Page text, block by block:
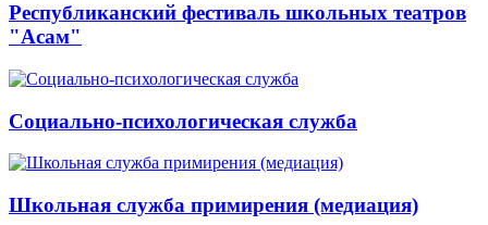
Республиканский фестиваль школьных театров
"Асам"
Социально-психологическая служба
Школьная служба примирения (медиация)